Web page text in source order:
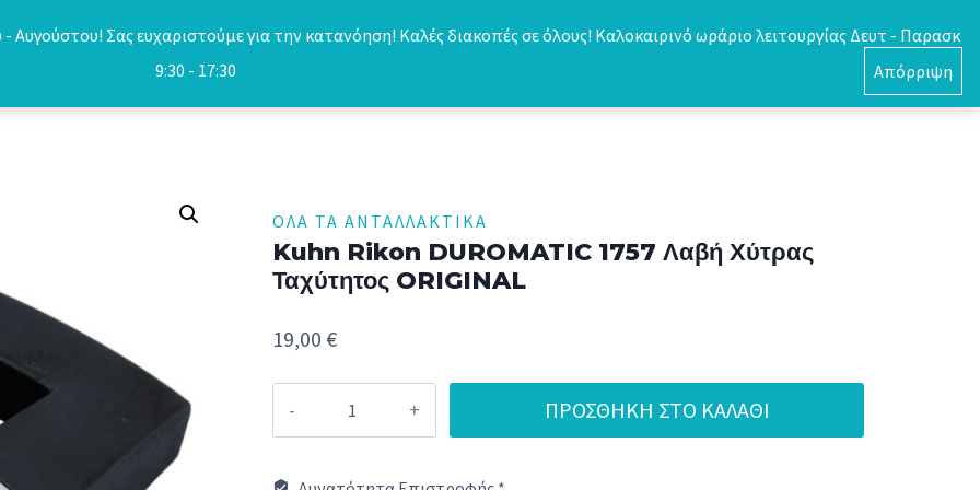
Σας ευχαριστούμε για την κατανόηση! Καλές διακοπές σε όλους! Καλοκαιρινό ωράριο λειτουργίας Δευτ - Παρασκ
9:30 - 17:30
Απόρριψη
0
ΌΛΑ ΤΑ ΑΝΤΑΛΛΑΚΤΙΚΆ
Kuhn Rikon DUROMATIC 1757 Λαβή Χύτρας
Ταχύτητος ORIGINAL
19,00€
Rikon
ΠΡΟΣΘΉΚΗ ΣΤΟ ΚΑΛΆΘΙ